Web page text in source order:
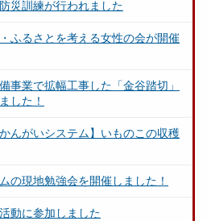
災訓練が行われました
ふるさとを考える女性の会が開催
事業で拡幅工事した「金谷踏切」
した！
んがいシステム】いものこの収穫
の現地勉強会を開催しました！
動に参加しました